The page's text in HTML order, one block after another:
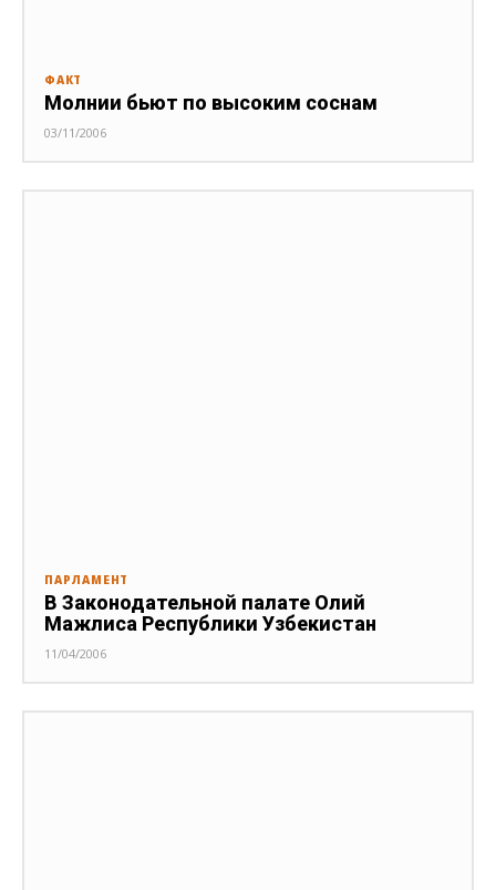
ФАКТ
Молнии бьют по высоким соснам
03/11/2006
ПАРЛАМЕНТ
В Законодательной палате Олий
Мажлиса Республики Узбекистан
11/04/2006